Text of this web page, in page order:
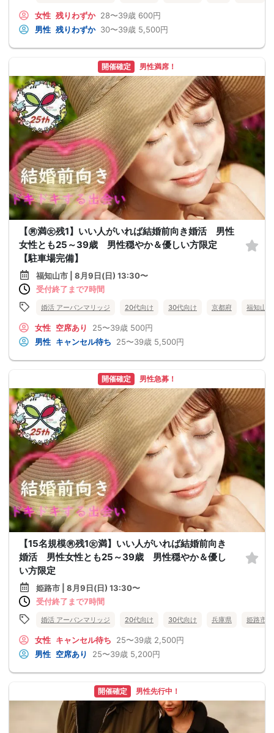
女性 残りわずか 28〜39歳 600円
男性 残りわずか 30〜39歳 5,500円
開催確定 男性満席！
【㊚満㊛残1】いい人がいれば結婚前向き婚活 男性
女性とも25～39歳 男性穏やか＆優しい方限定
【駐車場完備】
福知山市 | 8月9日(日) 13:30〜
受付終了まで7時間
婚活 アーバンマリッジ 20代向け 30代向け 京都府 福知山市
女性 空席あり 25〜39歳 500円
男性 キャンセル待ち 25〜39歳 5,500円
開催確定 男性急募！
【15名規模㊚残1㊛満】いい人がいれば結婚前向き
婚活 男性女性とも25～39歳 男性穏やか＆優し
い方限定
姫路市 | 8月9日(日) 13:30〜
受付終了まで7時間
婚活 アーバンマリッジ 20代向け 30代向け 兵庫県 姫路市
女性 キャンセル待ち 25〜39歳 2,500円
男性 空席あり 25〜39歳 5,200円
開催確定 男性先行中！